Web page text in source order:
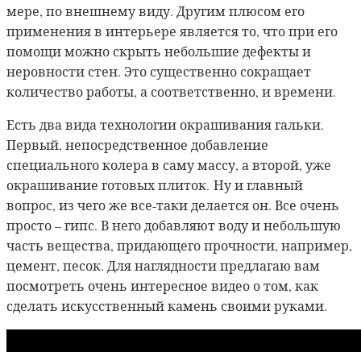
мере, по внешнему виду. Другим плюсом его
применения в интерьере является то, что при его
помощи можно скрыть небольшие дефекты и
неровности стен. Это существенно сокращает
количество работы, а соответственно, и времени.
Есть два вида технологии окрашивания гальки.
Первый, непосредственное добавление
специального колера в саму массу, а второй, уже
окрашивание готовых плиток. Ну и главный
вопрос, из чего же все-таки делается он. Все очень
просто – гипс. В него добавляют воду и небольшую
часть вещества, придающего прочности, например,
цемент, песок. Для наглядности предлагаю вам
посмотреть очень интересное видео о том, как
сделать искусственный камень своими руками.